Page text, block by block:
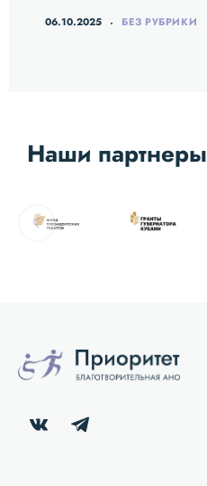
06.10.2025 БЕЗ РУБРИКИ
Наши партнеры